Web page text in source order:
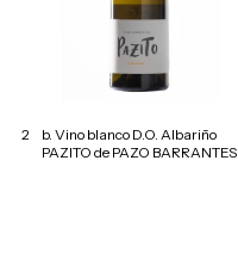
2
b. Vino blanco D.O. Albariño
PAZITO de PAZO BARRANTES